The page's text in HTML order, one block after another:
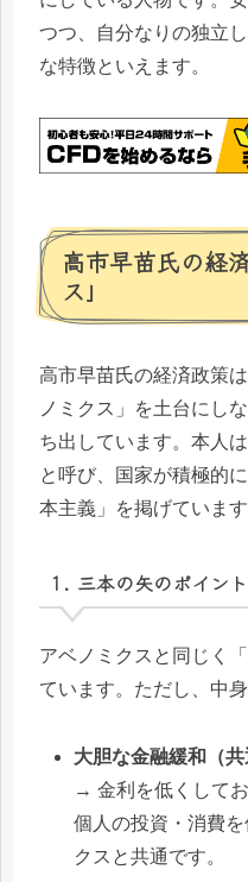
つつ、自分なりの独立
な特徴といえます。
高市早苗氏の経
ス」
高市早苗氏の経済政策
ノミクス」を土台にし
ち出しています。本人
と呼び、国家が積極的
本主義」を掲げています
1. 三本の矢のポイント
アベノミクスと同じく
ています。ただし、中
大胆な金融緩和（共
→ 金利を低くして
個人の投資・消費
クスと共通です。